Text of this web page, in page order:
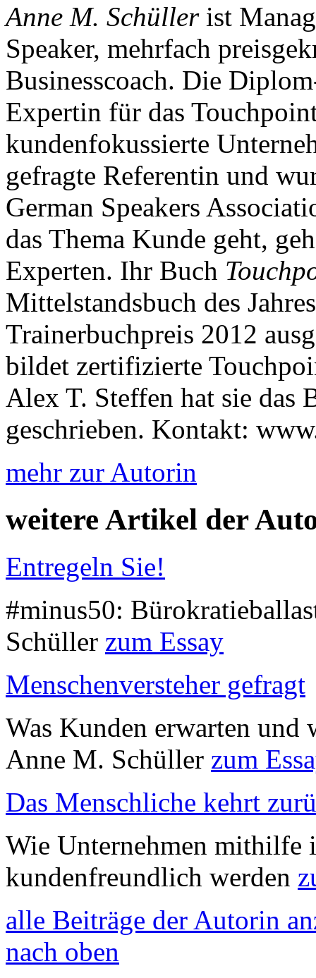
Anne M. Schüllerist
Speaker, mehrfach
Businesscoach. Die
Expertin für das
kundenfokussierte
gefragte Referentin und
German Speakers
das Thema Kunde geht,
Experten. Ihr Buch
Mittelstandsbuch des
Trainerbuchpreis 2012
bildet zertifizierte
Alex T. Steffen hat sie das
geschrieben. Kontakt:
mehr zur Autorin
weitere Artikel der
Entregeln Sie!
#minus50:
Schüller zum Essay
Menschenversteher gefragt
Was Kunden erwarten und
Anne M. Schüller zum
Das Menschliche kehrt
Wie Unternehmen mithilfe
kundenfreundlich werden
alle Beiträge der Autorin
nach oben